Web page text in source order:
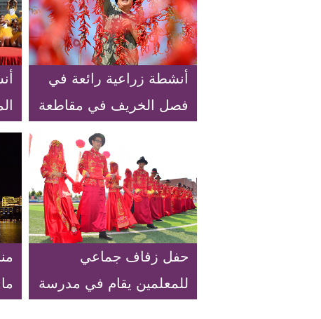
أنشطة زراعية رائعة في
فصل الخريف في مقاطعة
حفل زفاف جماعي
للمعلمين يقام في مدرسة